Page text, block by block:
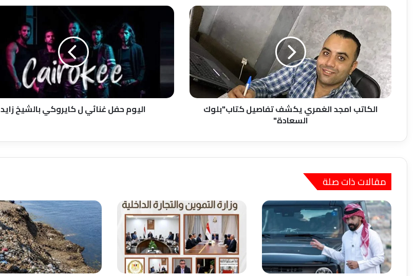
الكاتب
الغمري
يكشف
تفاصيل
كتاب"بلوك
السعادة"
الكاتب امجد الغمري يكشف تفاصيل كتاب"بلوك
السعادة"
اليوم
بالشيخ
اليوم حفل غنائي ل كايروكي بالشيخ زايد
مقالات ذات صلة